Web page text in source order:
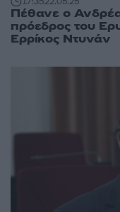
Πέθανε ο
πρόεδρος του
Ερρίκος Ντυνάν